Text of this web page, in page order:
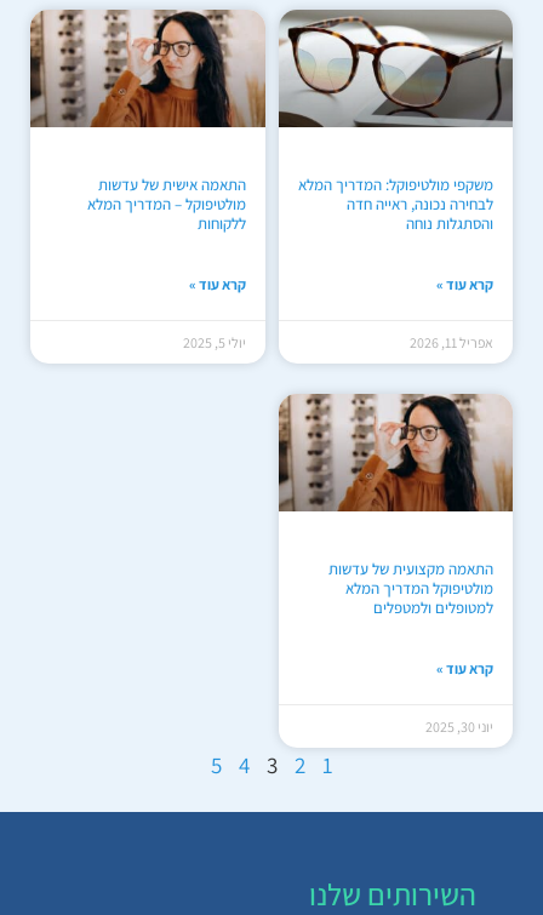
משקפי מולטיפוקל: המדריך המלא
לבחירה נכונה, ראייה חדה
והסתגלות נוחה
קרא עוד »
אפריל 11, 2026
התאמה אישית של עדשות
מולטיפוקל – המדריך המלא
ללקוחות
קרא עוד »
יולי 5, 2025
התאמה מקצועית של עדשות
מולטיפוקל המדריך המלא
למטופלים ולמטפלים
קרא עוד »
יוני 30, 2025
1
2
3
4
5
השירותים שלנו